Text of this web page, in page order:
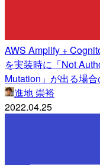
AWS Amplify +
を実装時に「Not
Mutation」が出る場
進地 崇裕
2022.04.25